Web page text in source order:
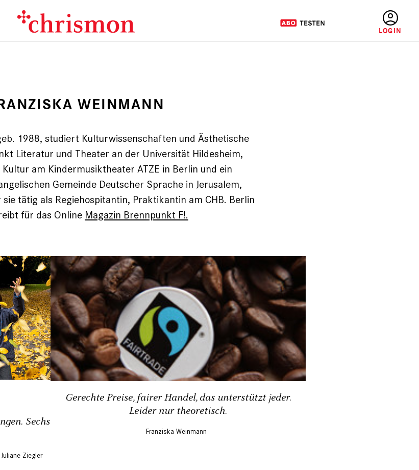
WEINMANN
1988, studiert Kulturwissenschaften und Ästhetische
Literatur und Theater an der Universität Hildesheim,
Kultur am Kindermusiktheater ATZE in Berlin und ein
Gemeinde Deutscher Sprache in Jerusalem,
tätig als Regiehospitantin, Praktikantin am CHB. Berlin
für das Online Magazin Brennpunkt F!.
Sechs
Juliane Ziegler
Gerechte Preise, fairer Handel, das unterstützt jeder.
Leider nur theoretisch.
Franziska Weinmann